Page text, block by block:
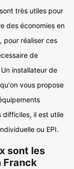
très utiles pour
des économies en
pour réaliser ces
de
installateur de
vous propose
difficiles, il est utile
ou EPI.
sont les
Franck